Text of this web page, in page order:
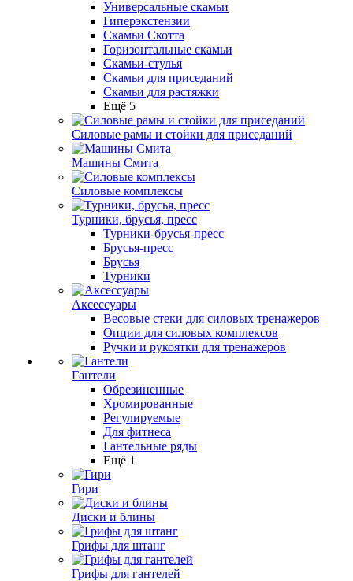
Универсальные скамьи
Гиперэкстензии
Скамьи Скотта
Горизонтальные скамьи
Скамьи-стулья
Скамьи для приседаний
Скамьи для растяжки
Ещё 5
Силовые рамы и стойки для приседаний
Машины Смита
Силовые комплексы
Турники, брусья, пресс
Турники-брусья-пресс
Брусья-пресс
Брусья
Турники
Аксессуары
Весовые стеки для силовых тренажеров
Опции для силовых комплексов
Ручки и рукоятки для тренажеров
Гантели
Обрезиненные
Хромированные
Регулируемые
Для фитнеса
Гантельные ряды
Ещё 1
Гири
Диски и блины
Грифы для штанг
Грифы для гантелей